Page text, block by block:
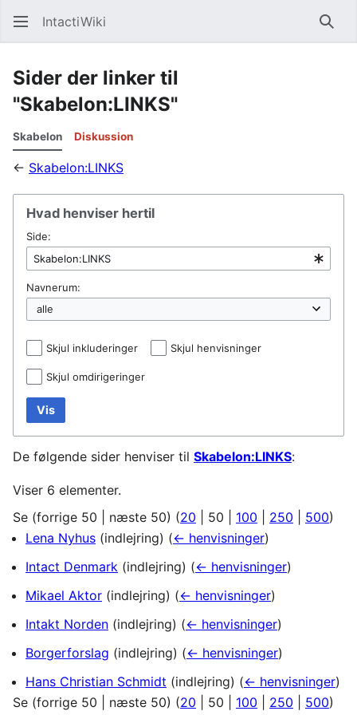
IntactiWiki Søg
Sider der linker til
"Skabelon:LINKS"
Skabelon Diskussion
← Skabelon:LINKS
Hvad henviser hertil
Side:
Navnerum:
Skjul inkluderinger Skjul henvisninger
Skjul omdirigeringer
Vis
De følgende sider henviser til Skabelon:LINKS:
Viser 6 elementer.
Se (forrige 50 næste 50) (20 50 100 250 500)
Lena Nyhus (indlejring) (← henvisninger)
Intact Denmark (indlejring) (← henvisninger)
Mikael Aktor (indlejring) (← henvisninger)
Intakt Norden (indlejring) (← henvisninger)
Borgerforslag (indlejring) (← henvisninger)
Hans Christian Schmidt (indlejring) (← henvisninger)
Se (forrige 50 næste 50) (20 50 100 250 500)